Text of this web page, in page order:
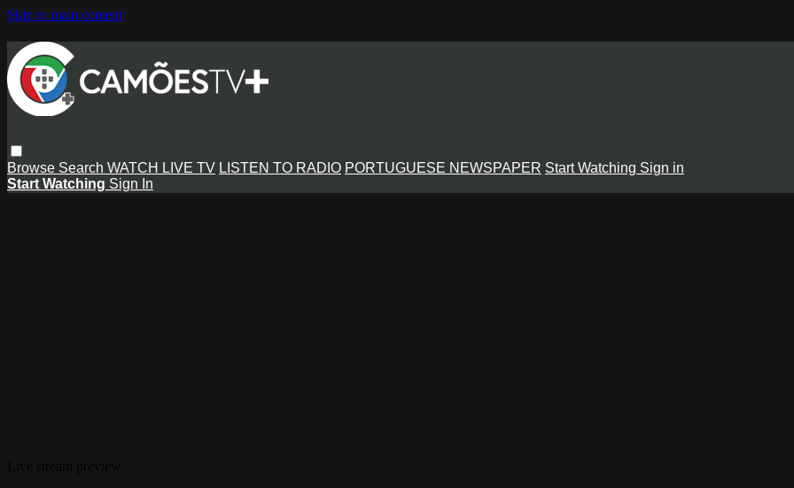
Skip to main content
Browse Search WATCH LIVE TV LISTEN TO RADIO PORTUGUESE NEWSPAPER Start Watching Sign in
Start Watching Sign In